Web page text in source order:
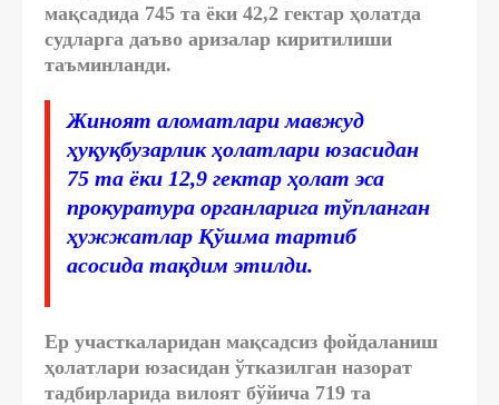
мақсадида 745 та ёки 42,2 гектар ҳолатда
судларга даъво аризалар киритилиши
таъминланди.
Жиноят аломатлари мавжуд
ҳуқуқбузарлик ҳолатлари юзасидан
75 та ёки 12,9 гектар ҳолат эса
прокуратура органларига тўпланган
ҳужжатлар Қўшма тартиб
асосида тақдим этилди.
Ер участкаларидан мақсадсиз фойдаланиш
ҳолатлари юзасидан ўтказилган назорат
тадбирларида вилоят бўйича 719 та